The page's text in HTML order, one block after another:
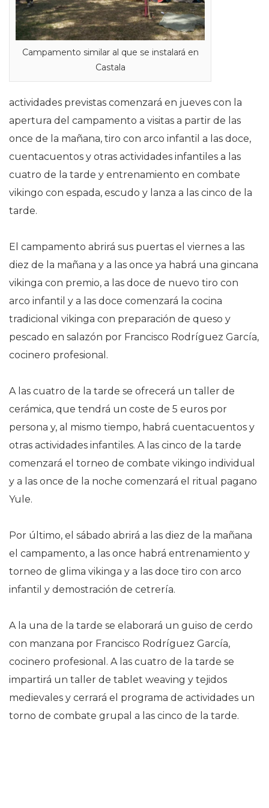
Campamento similar al que se instalará en
Castala
actividades previstas comenzará en jueves con la
apertura del campamento a visitas a partir de las
once de la mañana, tiro con arco infantil a las doce,
cuentacuentos y otras actividades infantiles a las
cuatro de la tarde y entrenamiento en combate
vikingo con espada, escudo y lanza a las cinco de la
tarde.
El campamento abrirá sus puertas el viernes a las
diez de la mañana y a las once ya habrá una gincana
vikinga con premio, a las doce de nuevo tiro con
arco infantil y a las doce comenzará la cocina
tradicional vikinga con preparación de queso y
pescado en salazón por Francisco Rodríguez García,
cocinero profesional.
A las cuatro de la tarde se ofrecerá un taller de
cerámica, que tendrá un coste de 5 euros por
persona y, al mismo tiempo, habrá cuentacuentos y
otras actividades infantiles. A las cinco de la tarde
comenzará el torneo de combate vikingo individual
y a las once de la noche comenzará el ritual pagano
Yule.
Por último, el sábado abrirá a las diez de la mañana
el campamento, a las once habrá entrenamiento y
torneo de glima vikinga y a las doce tiro con arco
infantil y demostración de cetrería.
A la una de la tarde se elaborará un guiso de cerdo
con manzana por Francisco Rodríguez García,
cocinero profesional. A las cuatro de la tarde se
impartirá un taller de tablet weaving y tejidos
medievales y cerrará el programa de actividades un
torno de combate grupal a las cinco de la tarde.